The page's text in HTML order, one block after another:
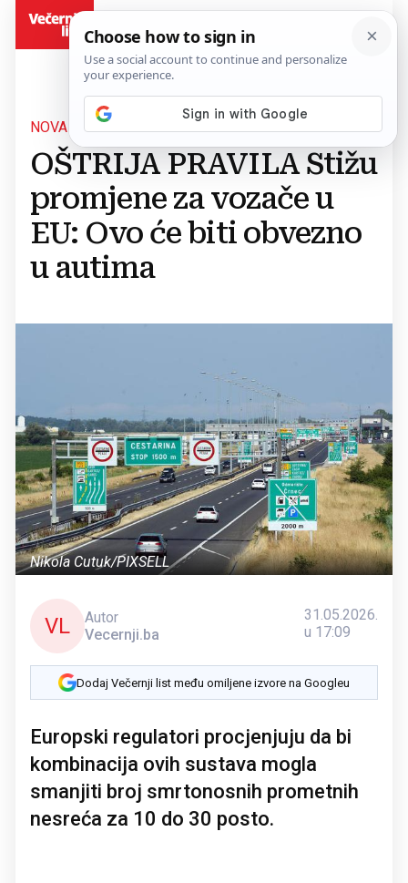
NOVA REGULATIVA
OŠTRIJA PRAVILA Stižu
promjene za vozače u
EU: Ovo će biti obvezno
u autima
Nikola Cutuk/PIXSELL
VL
Autor
Vecernji.ba
31.05.2026.
u 17:09
Dodaj Večernji list među omiljene izvore na Googleu
Europski regulatori procjenjuju da bi
kombinacija ovih sustava mogla
smanjiti broj smrtonosnih prometnih
nesreća za 10 do 30 posto.